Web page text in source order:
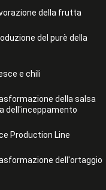
della frutta
del purè della
e chili
della salsa
dell'inceppamento
Production Line
dell'ortaggio